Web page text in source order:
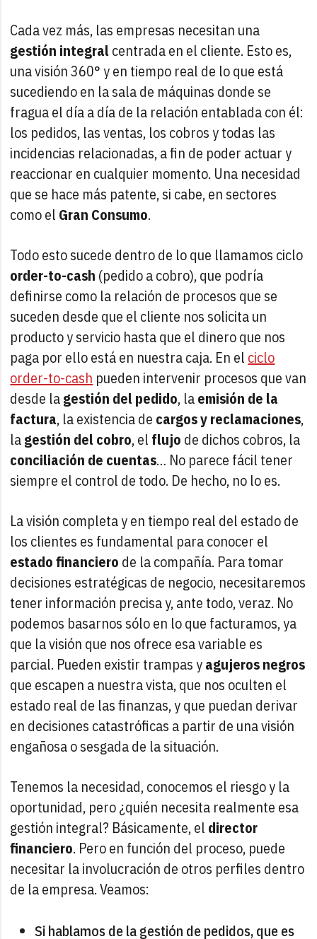
Cada vez más, las empresas necesitan una
gestión integralcentrada en el cliente. Esto es,
una visión 360° y en tiempo real de lo que está
sucediendo en la sala de máquinas donde se
fragua el día a día de la relación entablada con él:
los pedidos, las ventas, los cobros y todas las
incidencias relacionadas, a fin de poder actuar y
reaccionar en cualquier momento. Una necesidad
que se hace más patente, si cabe, en sectores
como el Gran Consumo.
Todo esto sucede dentro de lo que llamamos ciclo
order-to-cash (pedido a cobro), que podría
definirse como la relación de procesos que se
suceden desde que el cliente nos solicita un
producto y servicio hasta que el dinero que nos
paga por ello está en nuestra caja. En el ciclo
order-to-cash pueden intervenir procesos que van
desde lagestión del pedido, laemisión de la
factura, la existencia de cargos y reclamaciones,
lagestión del cobro, el flujo de dichos cobros, la
conciliación de cuentas… No parece fácil tener
siempre el control de todo. De hecho, no lo es.
La visión completa y en tiempo real del estado de
los clientes es fundamental para conocer el
estado financiero de la compañía. Para tomar
decisiones estratégicas de negocio, necesitaremos
tener información precisa y, ante todo, veraz. No
podemos basarnos sólo en lo que facturamos, ya
que la visión que nos ofrece esa variable es
parcial. Pueden existir trampas yagujeros negros
que escapen a nuestra vista, que nos oculten el
estado real de las finanzas, y que puedan derivar
en decisiones catastróficas a partir de una visión
engañosa o sesgada de la situación.
Tenemos la necesidad, conocemos el riesgo y la
oportunidad, pero ¿quién necesita realmente esa
gestión integral? Básicamente, el director
financiero. Pero en función del proceso, puede
necesitar la involucración de otros perfiles dentro
de la empresa. Veamos:
Si hablamos de la gestión de pedidos, que es